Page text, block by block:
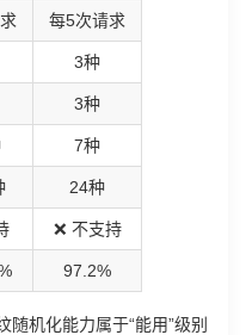
每5次请求
3种
3种
7种
24种
❌ 不支持
97.2%
随机化能力属于“能用”级别